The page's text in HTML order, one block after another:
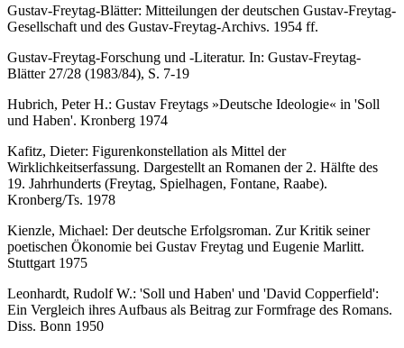
Gustav-Freytag-Blätter: Mitteilungen der deutschen Gustav-Freytag-
Gesellschaft und des Gustav-Freytag-Archivs. 1954 ff.
Gustav-Freytag-Forschung und -Literatur. In: Gustav-Freytag-
Blätter 27/28 (1983/84), S. 7-19
Hubrich, Peter H.: Gustav Freytags »Deutsche Ideologie« in 'Soll
und Haben'. Kronberg 1974
Kafitz, Dieter: Figurenkonstellation als Mittel der
Wirklichkeitserfassung. Dargestellt an Romanen der 2. Hälfte des
19. Jahrhunderts (Freytag, Spielhagen, Fontane, Raabe).
Kronberg/Ts. 1978
Kienzle, Michael: Der deutsche Erfolgsroman. Zur Kritik seiner
poetischen Ökonomie bei Gustav Freytag und Eugenie Marlitt.
Stuttgart 1975
Leonhardt, Rudolf W.: 'Soll und Haben' und 'David Copperfield':
Ein Vergleich ihres Aufbaus als Beitrag zur Formfrage des Romans.
Diss. Bonn 1950